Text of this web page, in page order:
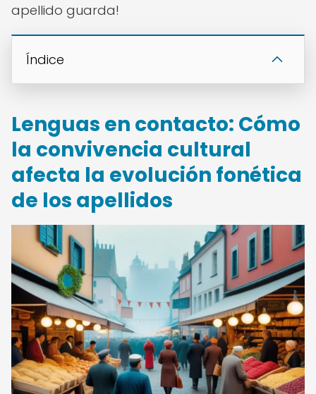
apellido guarda!
Índice
Lenguas en contacto: Cómo
la convivencia cultural
afecta la evolución fonética
de los apellidos